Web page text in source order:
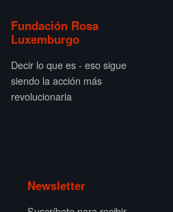
Fundación Rosa
Luxemburgo
Decir lo que es - eso sigue
siendo la acción más
revolucionaria
Newsletter